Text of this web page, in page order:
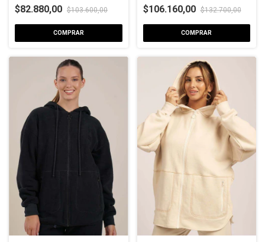
$82.880,00 $103.600,00
COMPRAR
$106.160,00 $132.700,00
COMPRAR